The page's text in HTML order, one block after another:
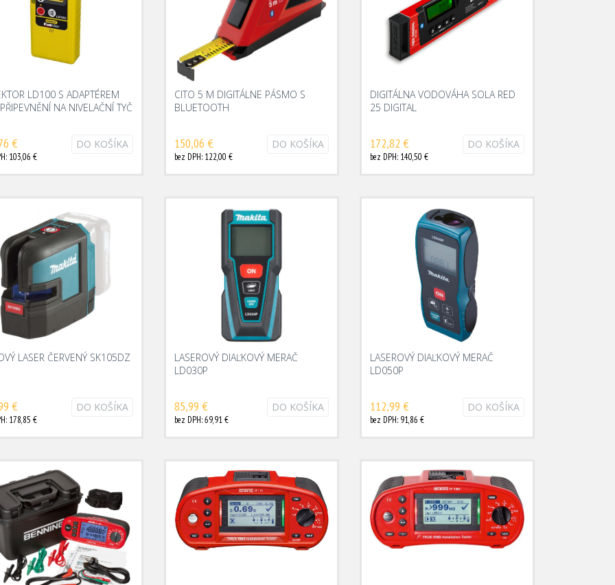
LD100 S ADAPTÉREM
NA NIVELAČNÍ TYČ
€
103,06 €
DO KOŠÍKA
CITO 5 M DIGITÁLNE PÁSMO S
BLUETOOTH
150,06 €
bez DPH: 122,00 €
DO KOŠÍKA
DIGITÁLNA VODOVÁHA SOLA RED
25 DIGITAL
172,82 €
bez DPH: 140,50 €
DO KOŠÍKA
LASER ČERVENÝ SK105DZ
€
178,85 €
DO KOŠÍKA
LASEROVÝ DIAĽKOVÝ MERAČ
LD030P
85,99 €
bez DPH: 69,91 €
DO KOŠÍKA
LASEROVÝ DIAĽKOVÝ MERAČ
LD050P
112,99 €
bez DPH: 91,86 €
DO KOŠÍKA